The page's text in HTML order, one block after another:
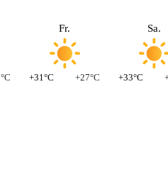
Fr.
+31°C +27°C
Sa.
+33°C